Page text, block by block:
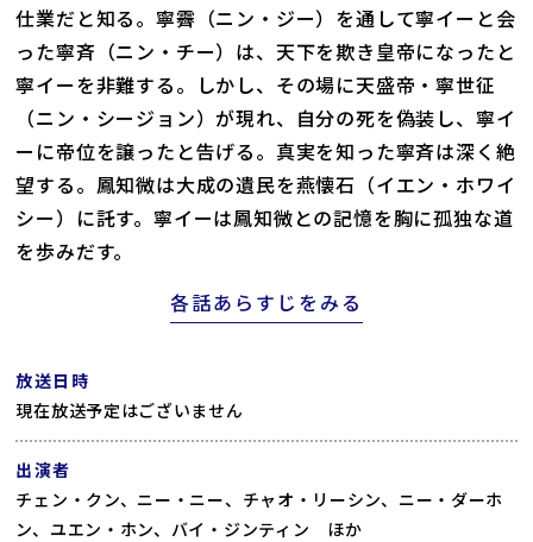
放送日時
現在放送予定はございません
出演者
チェン・クン、ニー・ニー、チャオ・リーシン、ニー・ダーホ
ン、ユエン・ホン、バイ・ジンティン ほか
仕業だと知る。寧霽（ニン・ジー）を通して寧イーと会
った寧斉（ニン・チー）は、天下を欺き皇帝になったと
寧イーを非難する。しかし、その場に天盛帝・寧世征
（ニン・シージョン）が現れ、自分の死を偽装し、寧イ
ーに帝位を譲ったと告げる。真実を知った寧斉は深く絶
望する。鳳知微は大成の遺民を燕懐石（イエン・ホワイ
シー）に託す。寧イーは鳳知微との記憶を胸に孤独な道
を歩みだす。
各話あらすじをみる